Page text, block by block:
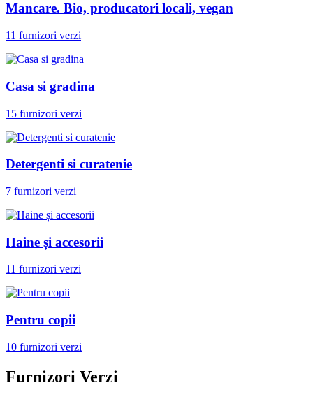
Mancare. Bio, producatori locali, vegan
11 furnizori verzi
Casa si gradina
15 furnizori verzi
Detergenti si curatenie
7 furnizori verzi
Haine și accesorii
11 furnizori verzi
Pentru copii
10 furnizori verzi
Furnizori Verzi